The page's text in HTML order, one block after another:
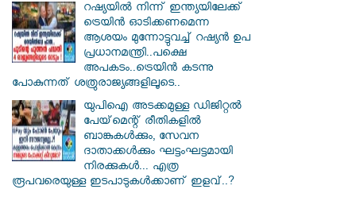
റഷ്യയിൽ നിന്ന് ഇന്ത്യയിലേക്ക്
ട്രെയിൻ ഓടിക്കണമെന്ന
ആശയം മുന്നോട്ടുവച്ച് റഷ്യൻ ഉപ
പ്രധാനമന്ത്രി..പക്ഷെ
അപകടം..ട്രെയിൻ കടന്നു
പോകുന്നത് ശത്രുരാജ്യങ്ങളിലൂടെ..
യുപിഐ അടക്കമുള്ള ഡിജിറ്റല്‍
പേയ്‌മെന്റ് രീതികളില്‍
ബാങ്കുകള്‍ക്കും, സേവന
ദാതാക്കള്‍ക്കും ഘട്ടംഘട്ടമായി
നിരക്കുകള്‍... എത്ര
രൂപവരെയുള്ള ഇടപാടുകള്‍ക്കാണ് ഇളവ്..?